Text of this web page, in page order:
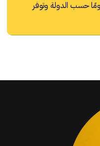
مدة الشحن من 10 إلى 15 يومًا حسب الدولة وتوفر